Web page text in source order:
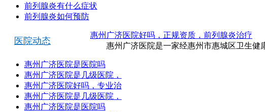
前列腺炎有什么症状
前列腺炎如何预防
医院动态
惠州广济医院好吗，正规资质，前列腺炎治疗
惠州广济医院是一家经惠州市惠城区卫生健康
惠州广济医院是医院吗
惠州广济医院是几级医院，
惠州广济医院好吗，专业治
惠州广济医院是几级医院，
惠州广济医院是医院吗